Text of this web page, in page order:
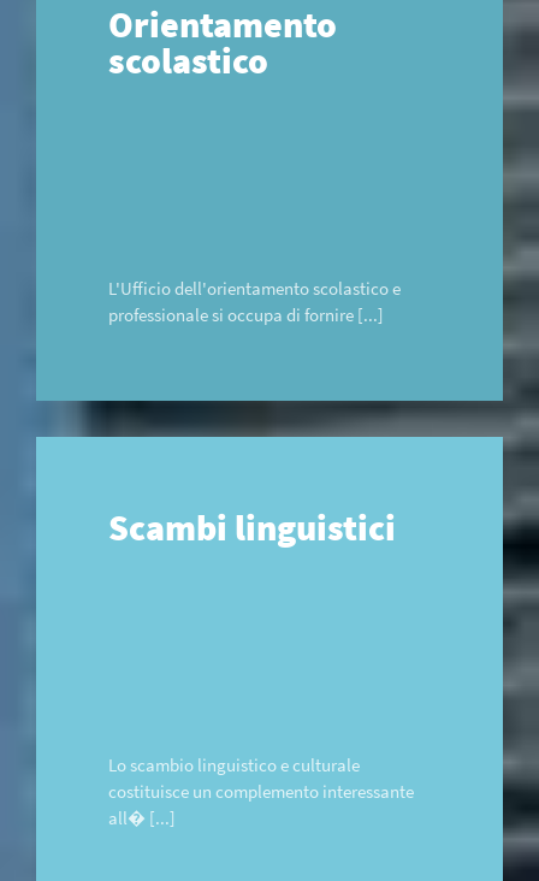
Orientamento
scolastico
L'Ufficio dell'orientamento scolastico e
professionale si occupa di fornire [...]
Scambi linguistici
Lo scambio linguistico e culturale
costituisce un complemento interessante
all� [...]